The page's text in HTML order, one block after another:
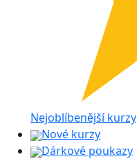
Nejoblíbenější kurzy
Nové kurzy
Dárkové poukazy